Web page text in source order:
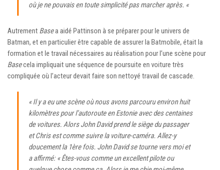
où je ne pouvais en toute simplicité pas marcher après. «
Autrement Basea aidé Pattinson à se préparer pour le univers de
Batman, et en particulier être capable de assurer la Batmobile, était la
formation et le travail nécessaires au réalisation pour l’une scène pour
Basecela impliquait une séquence de poursuite en voiture très
compliquée où l’acteur devait faire son nettoyé travail de cascade.
« Il y a eu une scène où nous avons parcouru environ huit
kilomètres pour l’autoroute en Estonie avec des centaines
de voitures. Alors John David prend le siège du passager
et Chris est comme suivre la voiture-caméra. Allez-y
doucement la 1ère fois. John David se tourne vers moi et
a affirmé: « Êtes-vous comme un excellent pilote ou